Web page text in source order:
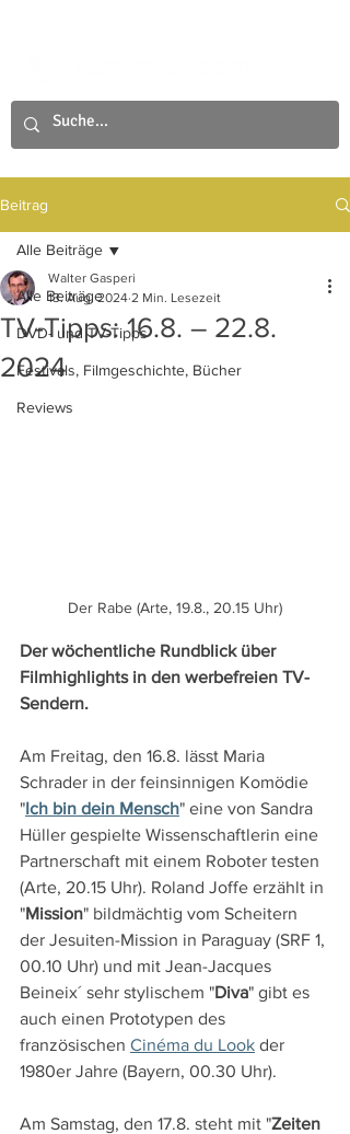
Beitrag
Alle Beiträge
DVD- und TV-Tipps
Festivals, Filmgeschichte, Bücher
Reviews
Alle Beiträge
TV-Tipps: 16.8. – 22.8.
2024
Walter Gasperi
13. Aug. 2024 2 Min. Lesezeit
Der Rabe (Arte, 19.8., 20.15 Uhr)
Der wöchentliche Rundblick über
Filmhighlights in den werbefreien TV-
Sendern.
Am Freitag, den 16.8. lässt Maria
Schrader in der feinsinnigen Komödie
"Ich bin dein Mensch" eine von Sandra
Hüller gespielte Wissenschaftlerin eine
Partnerschaft mit einem Roboter testen
(Arte, 20.15 Uhr). Roland Joffe erzählt in
"Mission" bildmächtig vom Scheitern
der Jesuiten-Mission in Paraguay (SRF 1,
00.10 Uhr) und mit Jean-Jacques
Beineix´ sehr stylischem "Diva" gibt es
auch einen Prototypen des
französischen Cinéma du Look der
1980er Jahre (Bayern, 00.30 Uhr).
Am Samstag, den 17.8. steht mit "Zeiten